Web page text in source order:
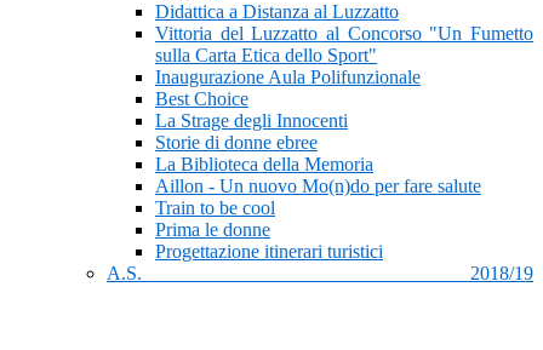
Didattica a Distanza al Luzzatto
Vittoria del Luzzatto al Concorso "Un Fumetto
sulla Carta Etica dello Sport"
Inaugurazione Aula Polifunzionale
Best Choice
La Strage degli Innocenti
Storie di donne ebree
La Biblioteca della Memoria
Aillon - Un nuovo Mo(n)do per fare salute
Train to be cool
Prima le donne
Progettazione itinerari turistici
A.S. 2018/19